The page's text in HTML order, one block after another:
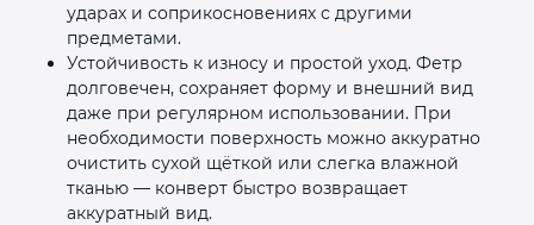
ударах и соприкосновениях с другими
предметами.
Устойчивость к износу и простой уход. Фетр
долговечен, сохраняет форму и внешний вид
даже при регулярном использовании. При
необходимости поверхность можно аккуратно
очистить сухой щёткой или слегка влажной
тканью — конверт быстро возвращает
аккуратный вид.